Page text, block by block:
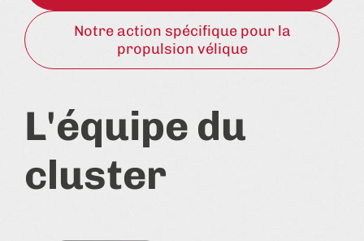
Notre action spécifique pour la
propulsion vélique
L'équipe du
cluster